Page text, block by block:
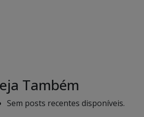
Também
Sem posts recentes disponíveis.